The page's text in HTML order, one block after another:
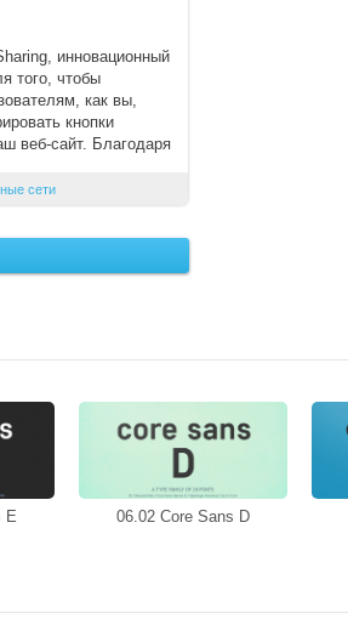
инновационный
того, чтобы
как вы,
кнопки
веб-сайт. Благодаря
сети
E 06.02 Core Sans D